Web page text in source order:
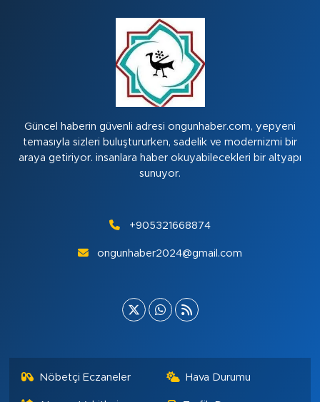
Güncel haberin güvenli adresi ongunhaber.com, yepyeni
temasıyla sizleri buluştururken, sadelik ve modernizmi bir
araya getiriyor. insanlara haber okuyabilecekleri bir altyapı
sunuyor.
+905321668874
ongunhaber2024@gmail.com
Nöbetçi Eczaneler Hava Durumu